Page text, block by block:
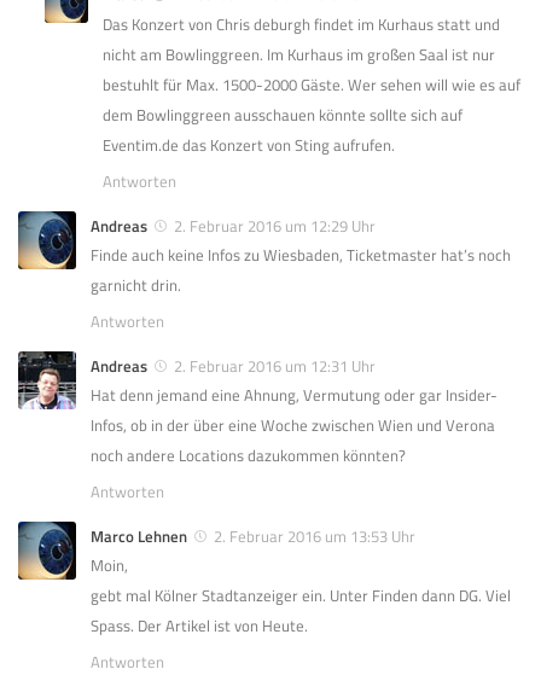
Das Konzert von Chris deburgh findet im Kurhaus statt und
nicht am Bowlinggreen. Im Kurhaus im großen Saal ist nur
bestuhlt für Max. 1500-2000 Gäste. Wer sehen will wie es auf
dem Bowlinggreen ausschauen könnte sollte sich auf
Eventim.de das Konzert von Sting aufrufen.
Antworten
Andreas
2. Februar 2016 um 12:29 Uhr
Finde auch keine Infos zu Wiesbaden, Ticketmaster hat’s noch
garnicht drin.
Antworten
Andreas
2. Februar 2016 um 12:31 Uhr
Hat denn jemand eine Ahnung, Vermutung oder gar Insider-
Infos, ob in der über eine Woche zwischen Wien und Verona
noch andere Locations dazukommen könnten?
Antworten
Marco Lehnen
2. Februar 2016 um 13:53 Uhr
Moin,
gebt mal Kölner Stadtanzeiger ein. Unter Finden dann DG. Viel
Spass. Der Artikel ist von Heute.
Antworten